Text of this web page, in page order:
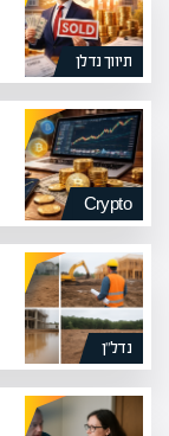
תיווך נדלן
Crypto
נדל”ן